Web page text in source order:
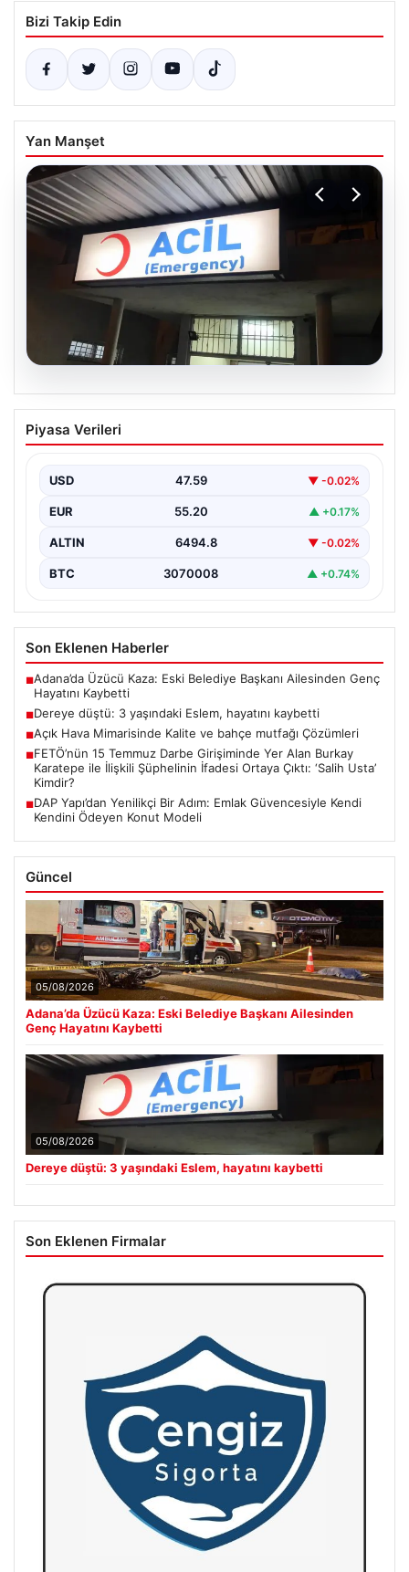
Bizi Takip Edin
Yan Manşet
05.08.2026
Dereye düştü: 3 yaşındaki Eslem,
hayatını kaybetti
Piyasa Verileri
USD 47.59 ▼ -0.02%
EUR 55.20 ▲ +0.17%
ALTIN 6494.8 ▼ -0.02%
BTC 3070008 ▲ +0.74%
Son Eklenen Haberler
■Adana’da Üzücü Kaza: Eski Belediye Başkanı Ailesinden Genç
Hayatını Kaybetti
■Dereye düştü: 3 yaşındaki Eslem, hayatını kaybetti
■Açık Hava Mimarisinde Kalite ve bahçe mutfağı Çözümleri
■FETÖ’nün 15 Temmuz Darbe Girişiminde Yer Alan Burkay
Karatepe ile İlişkili Şüphelinin İfadesi Ortaya Çıktı: ‘Salih Usta’
Kimdir?
■DAP Yapı’dan Yenilikçi Bir Adım: Emlak Güvencesiyle Kendi
Kendini Ödeyen Konut Modeli
Güncel
05/08/2026
Adana’da Üzücü Kaza: Eski Belediye Başkanı Ailesinden
Genç Hayatını Kaybetti
05/08/2026
Dereye düştü: 3 yaşındaki Eslem, hayatını kaybetti
Son Eklenen Firmalar